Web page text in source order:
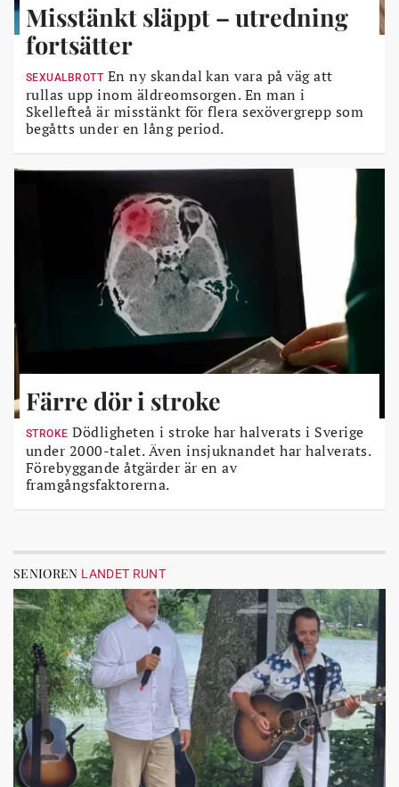
Misstänkt släppt – utredning
fortsätter
SEXUALBROTT En ny skandal kan vara på väg att
rullas upp inom äldreomsorgen. En man i
Skellefteå är misstänkt för flera sexövergrepp som
begåtts under en lång period.
Färre dör i stroke
STROKE Dödligheten i stroke har halverats i Sverige
under 2000-talet. Även insjuknandet har halverats.
Förebyggande åtgärder är en av
framgångsfaktorerna.
SENIOREN LANDET RUNT